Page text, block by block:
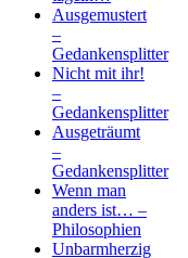
Ausgemustert
–
Gedankensplitter
Nicht mit ihr!
–
Gedankensplitter
Ausgeträumt
–
Gedankensplitter
Wenn man
anders ist… –
Philosophien
Unbarmherzig